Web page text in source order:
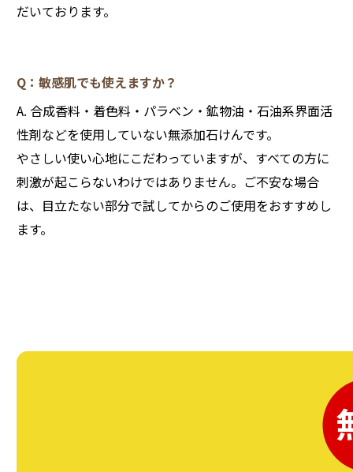
だいております。
Q：敏感肌でも使えますか？
A. 合成香料・着色料・パラベン・鉱物油・石油系界面活
性剤などを使用していない無添加石けんです。
やさしい使い心地にこだわっていますが、すべての方に
刺激が起こらないわけではありません。ご不安な場合
は、目立たない部分で試してからのご使用をおすすめし
ます。